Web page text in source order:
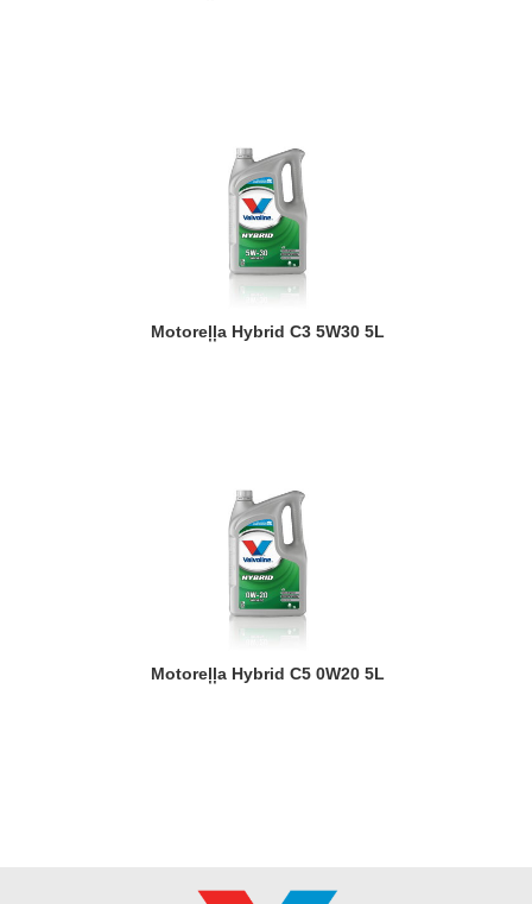
Motoreļļa Hybrid C3 5W30 5L
Motoreļļa Hybrid C5 0W20 5L